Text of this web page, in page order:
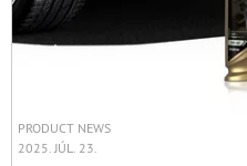
PRODUCT NEWS
2025. JÚL. 23.